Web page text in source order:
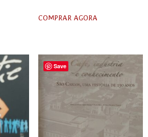
COMPRAR AGORA
Save